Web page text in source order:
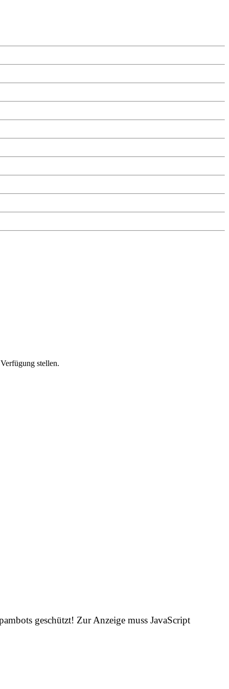
stellen.
geschützt! Zur Anzeige muss JavaScript